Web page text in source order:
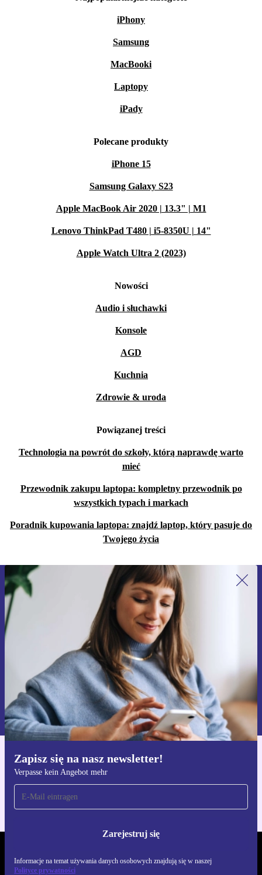
iPhony
Samsung
MacBooki
Laptopy
iPady
Polecane produkty
iPhone 15
Samsung Galaxy S23
Apple MacBook Air 2020 | 13.3" | M1
Lenovo ThinkPad T480 | i5-8350U | 14"
Apple Watch Ultra 2 (2023)
Nowości
Audio i słuchawki
Konsole
AGD
Kuchnia
Zdrowie & uroda
Powiązanej treści
Technologia na powrót do szkoły, którą naprawdę warto
mieć
Przewodnik zakupu laptopa: kompletny przewodnik po
wszystkich typach i markach
Poradnik kupowania laptopa: znajdź laptop, który pasuje do
Twojego życia
Zapisz się na nasz newsletter!
Verpasse kein Angebot mehr
Zarejestruj się
Informacje na temat używania danych osobowych znajdują się w naszej
Polityce prywatności
Zapisz się na nasz newsletter!
Nie przegap żadnej oferty.
Zarejestruj się
Informacje na temat używania danych osobowych znajdują się w
naszej
Polityce prywatności
Pobierz aplikację refurbed
Dla iOS i Android